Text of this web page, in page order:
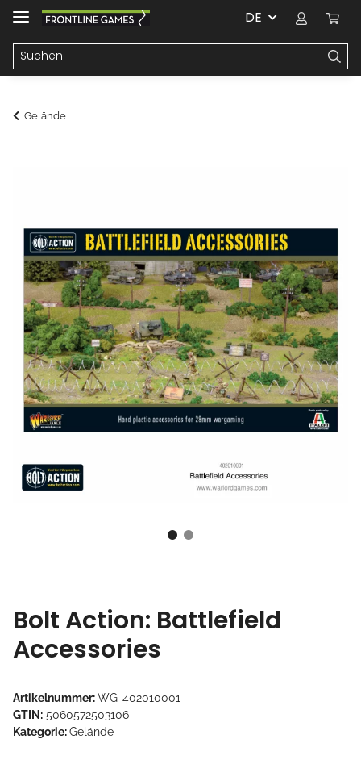
DE
Gelände
Bolt Action: Battlefield
Accessories
Artikelnummer:WG-402010001
GTIN: 5060572503106
Kategorie:Gelände